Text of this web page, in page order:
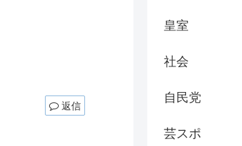
返信
皇室
社会
自民党
芸スポ